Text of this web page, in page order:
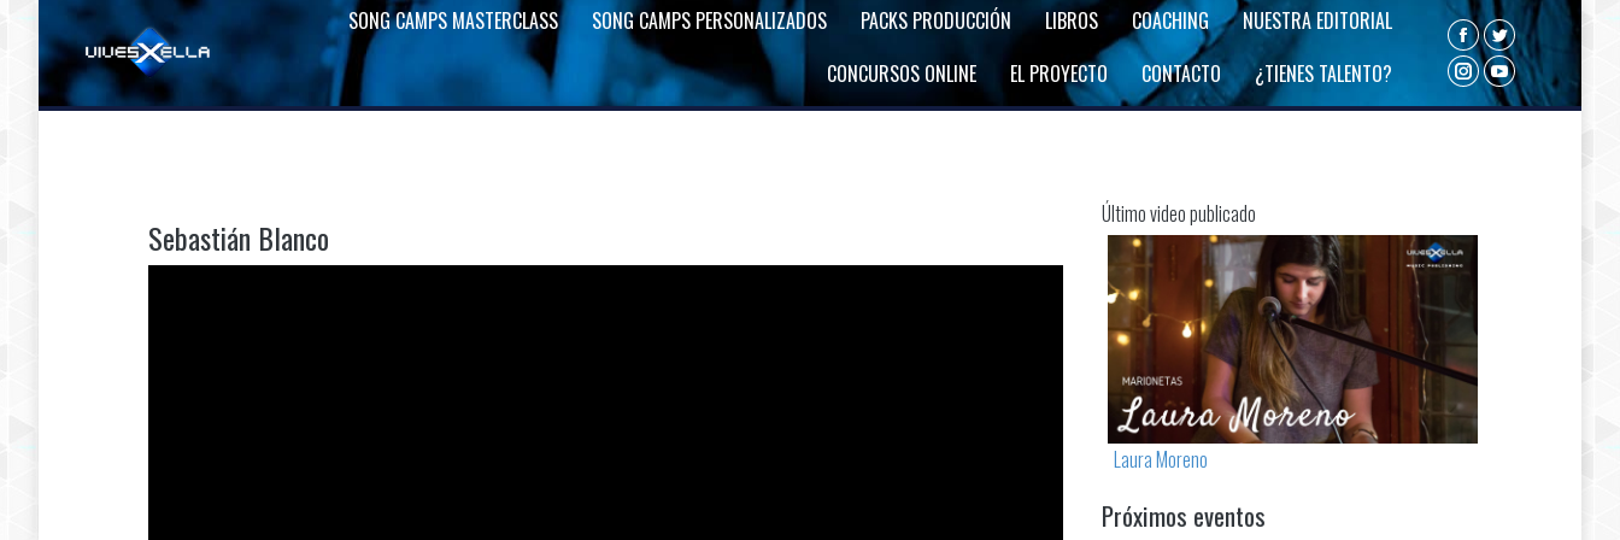
SONG CAMPS MASTERCLASS SONG CAMPS PERSONALIZADOS PACKS PRODUCCIÓN LIBROS COACHING
NUESTRA EDITORIAL
CONCURSOS ONLINE
EL PROYECTO CONTACTO ¿TIENES TALENTO?
Facebook
Twitter
Instagram
YouTube
Sebastián Blanco
Último video publicado
Laura Moreno
Próximos eventos